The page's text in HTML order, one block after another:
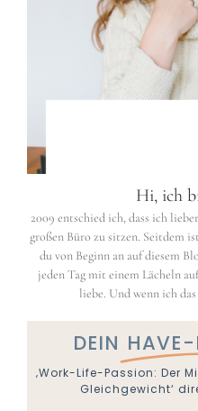
Hi, ich
2009 entschied ich, dass ich
großen Büro zu sitzen. Seitdem
du von Beginn an auf diesem
jeden Tag mit einem Lächeln
liebe. Und wenn ich
DEIN
‚Work-Life-Passion: Der
Gleichgewicht‘